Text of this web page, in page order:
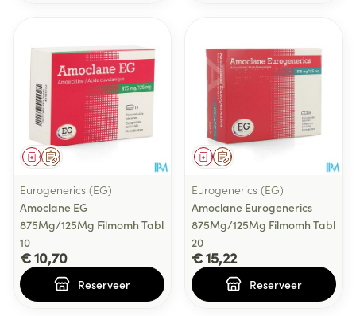
Op voorschrift
Geneesmiddel
Eurogenerics (EG)
Amoclane EG
875Mg/125Mg Filmomh Tabl
10
€ 10,70
Reserveer
Op voorschrift
Geneesmiddel
Eurogenerics (EG)
Amoclane Eurogenerics
875Mg/125Mg Filmomh Tabl
20
€ 15,22
Reserveer